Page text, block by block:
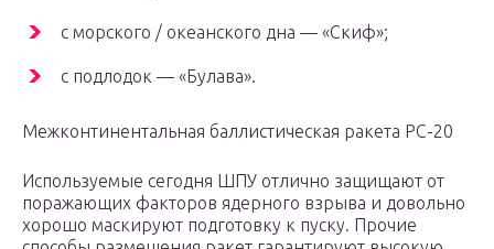
с морского / океанского дна — «Скиф»;
с подлодок — «Булава».
Межконтинентальная баллистическая ракета РС-20
Используемые сегодня ШПУ отлично защищают от
поражающих факторов ядерного взрыва и довольно
хорошо маскируют подготовку к пуску. Прочие